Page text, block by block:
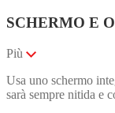
SCHERMO E
Più
Usa uno schermo
sarà sempre nitida e